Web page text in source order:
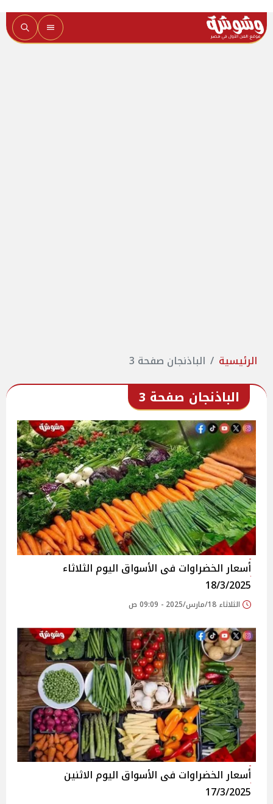
الرئيسية الباذنجان صفحة 3
الباذنجان صفحة 3
أسعار الخضراوات فى الأسواق‎‎ اليوم الثلاثاء
18/3/2025
الثلاثاء 18/مارس/2025 - 09:09 ص
أسعار الخضراوات فى الأسواق‎‎ اليوم الاثنين
17/3/2025